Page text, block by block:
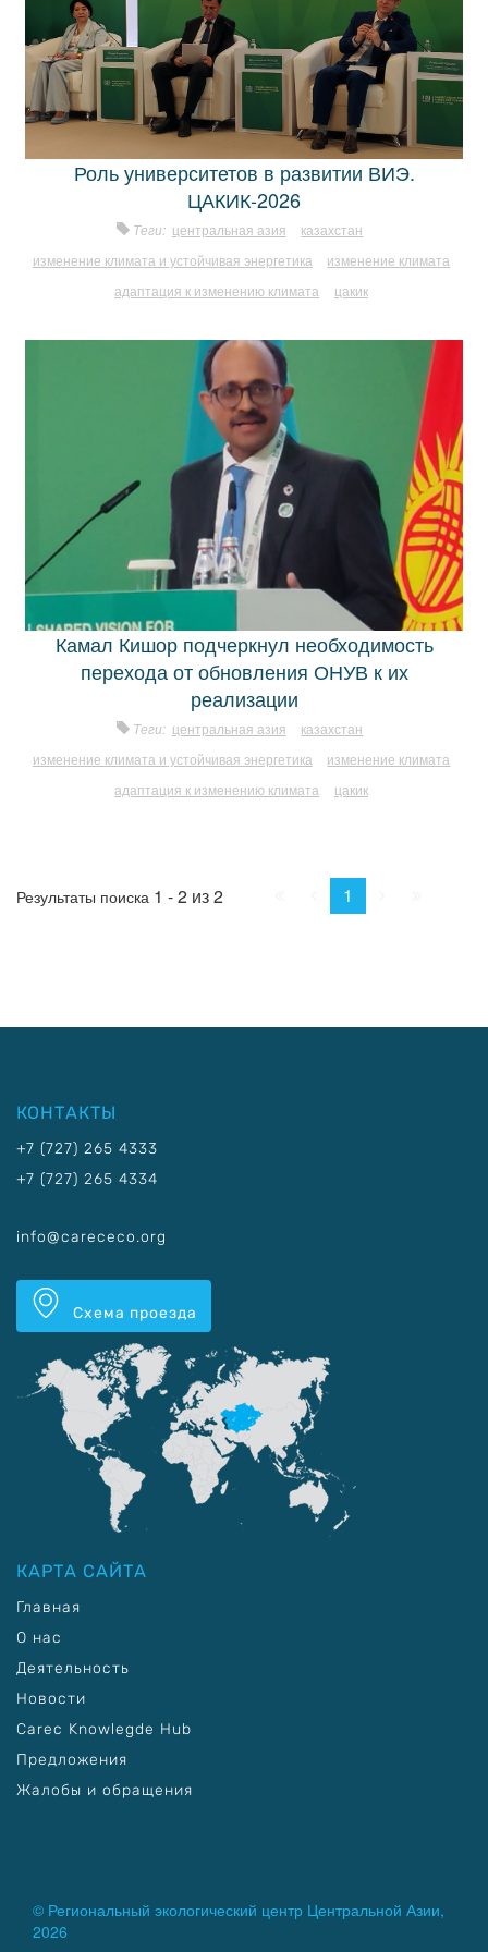
Роль университетов в развитии ВИЭ.
ЦАКИК-2026
Теги: центральная азия
казахстан
изменение климата и устойчивая энергетика
изменение климата
адаптация к изменению климата
цакик
Камал Кишор подчеркнул необходимость
перехода от обновления ОНУВ к их
реализации
Теги: центральная азия
казахстан
изменение климата и устойчивая энергетика
изменение климата
адаптация к изменению климата
цакик
Результаты поиска 1 - 2 из 2 Пред.
1
КОНТАКТЫ
+7 (727) 265 4333
+7 (727) 265 4334
info@carececo.org
Схема проезда
КАРТА САЙТА
Главная
О нас
Деятельность
Новости
Carec Knowlegde Hub
Предложения
Жалобы и обращения
© Региональный экологический центр Центральной Азии,
2026